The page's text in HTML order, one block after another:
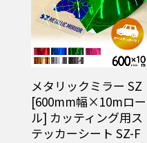
メタリックミラー SZ
[600mm幅×10mロー
ル] カッティング用ス
テッカーシート SZ-F